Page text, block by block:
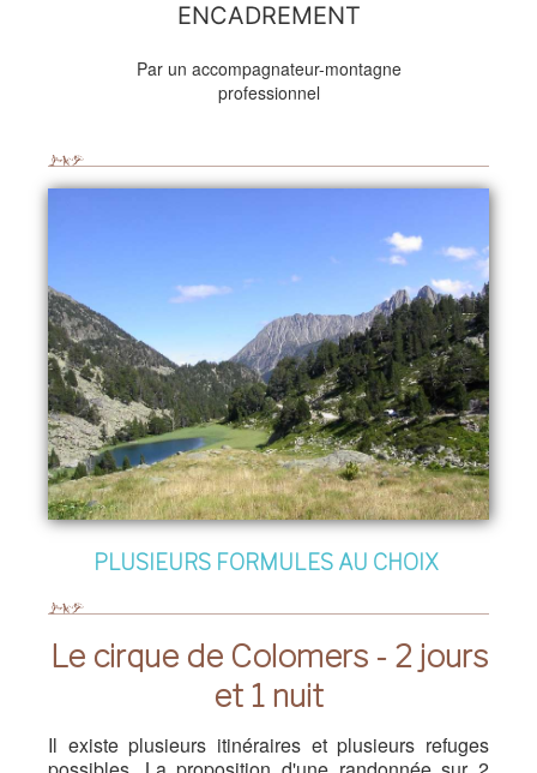
ENCADREMENT
Par un accompagnateur-montagne
professionnel
PLUSIEURS FORMULES AU CHOIX
Le cirque de Colomers - 2 jours
et 1 nuit
Il existe plusieurs itinéraires et plusieurs refuges